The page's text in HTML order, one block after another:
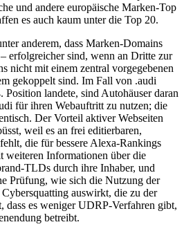
und andere europäische Marken-Top
es auch kaum unter die Top 20.
anderem, dass Marken-Domains
erfolgreicher sind, wenn an Dritte zur
nicht mit einem zentral vorgegebenen
gekoppelt sind. Im Fall von .audi
landete, sind Autohäuser daran
für ihren Webauftritt zu nutzen; die
Der Vorteil aktiver Webseiten
weil es an frei editierbaren,
die für bessere Alexa-Rankings
weiteren Informationen über die
TLDs durch ihre Inhaber, und
Prüfung, wie sich die Nutzung der
auswirkt, die zu der
dass es weniger UDRP-Verfahren gibt,
betreibt.